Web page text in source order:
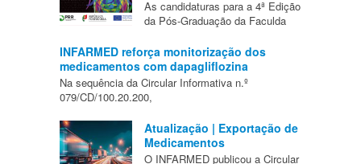
As candidaturas para a 4ª Edição
da Pós-Graduação da Faculda
INFARMED reforça monitorização dos
medicamentos com dapagliflozina
Na sequência da Circular Informativa n.º
079/CD/100.20.200,
Atualização | Exportação de
Medicamentos
O INFARMED publicou a Circular